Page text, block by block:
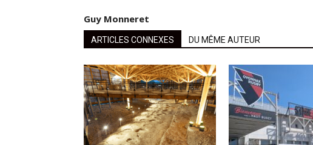
Guy Monneret
ARTICLES CONNEXES DU MÊME AUTEUR